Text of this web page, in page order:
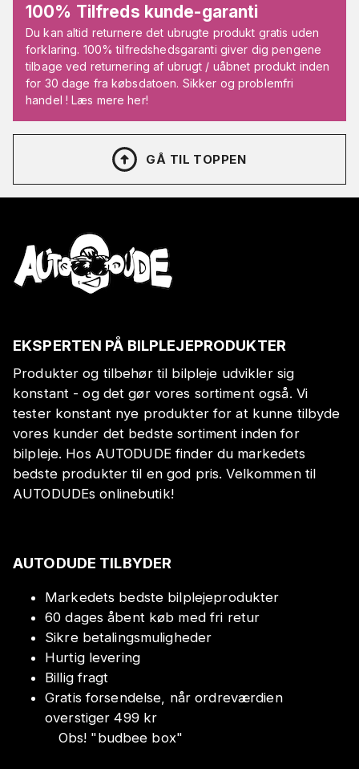
100% Tilfreds kunde-garanti
Du kan altid returnere det ubrugte produkt gratis uden
forklaring. 100% tilfredshedsgaranti giver dig pengene
tilbage ved returnering af ubrugt / uåbnet produkt inden
for 30 dage fra købsdatoen. Sikker og problemfri
handel ! Læs mere her!
GÅ TIL TOPPEN
EKSPERTEN PÅ BILPLEJEPRODUKTER
Produkter og tilbehør til bilpleje udvikler sig
konstant - og det gør vores sortiment også. Vi
tester konstant nye produkter for at kunne tilbyde
vores kunder det bedste sortiment inden for
bilpleje. Hos AUTODUDE finder du markedets
bedste produkter til en god pris. Velkommen til
AUTODUDEs onlinebutik!
AUTODUDE TILBYDER
Markedets bedste bilplejeprodukter
60 dages åbent køb med fri retur
Sikre betalingsmuligheder
Hurtig levering
Billig fragt
Gratis forsendelse, når ordreværdien
overstiger 499 kr
Obs! "budbee box"